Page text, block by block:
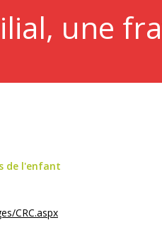
une
de l'enfant
CRC.aspx